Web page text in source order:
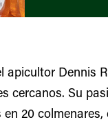
apicultor Dennis
cercanos. Su
20